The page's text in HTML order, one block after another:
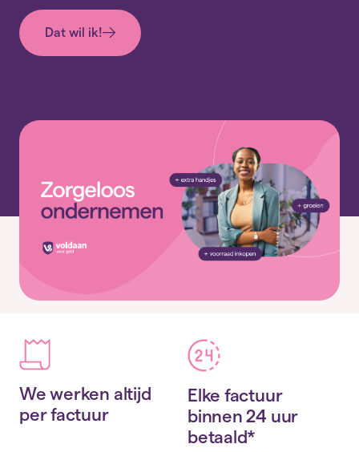
Dat wil ik!
We werken altijd
per factuur
Elke factuur
binnen 24 uur
betaald*